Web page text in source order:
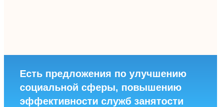
Есть предложения по улучшению
социальной сферы, повышению
эффективности служб занятости